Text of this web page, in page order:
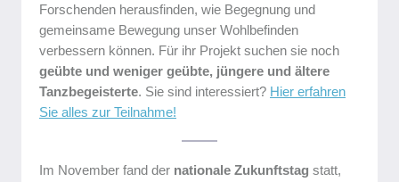
Forschenden herausfinden, wie Begegnung und
gemeinsame Bewegung unser Wohlbefinden
verbessern können. Für ihr Projekt suchen sie noch
geübte und weniger geübte, jüngere und ältere
Tanzbegeisterte. Sie sind interessiert? Hier erfahren
Sie alles zur Teilnahme!
Im November fand der nationale Zukunftstag statt,